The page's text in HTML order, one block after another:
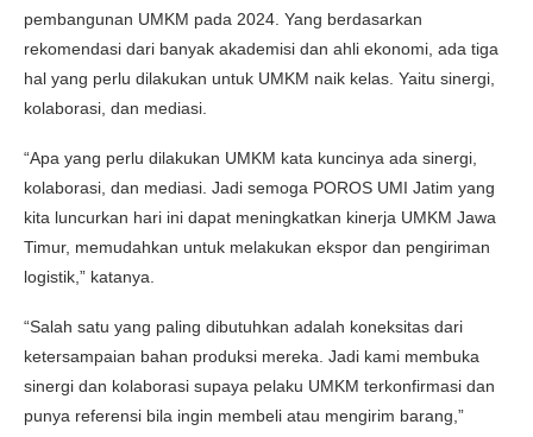
pembangunan UMKM pada 2024. Yang berdasarkan
rekomendasi dari banyak akademisi dan ahli ekonomi, ada tiga
hal yang perlu dilakukan untuk UMKM naik kelas. Yaitu sinergi,
kolaborasi, dan mediasi.
“Apa yang perlu dilakukan UMKM kata kuncinya ada sinergi,
kolaborasi, dan mediasi. Jadi semoga POROS UMI Jatim yang
kita luncurkan hari ini dapat meningkatkan kinerja UMKM Jawa
Timur, memudahkan untuk melakukan ekspor dan pengiriman
logistik,” katanya.
“Salah satu yang paling dibutuhkan adalah koneksitas dari
ketersampaian bahan produksi mereka. Jadi kami membuka
sinergi dan kolaborasi supaya pelaku UMKM terkonfirmasi dan
punya referensi bila ingin membeli atau mengirim barang,”